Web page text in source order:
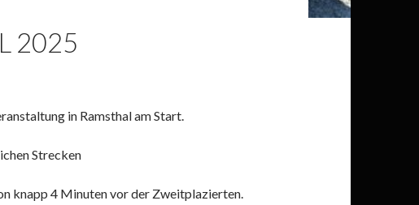
2025
in Ramsthal am Start.
Strecken
knapp 4 Minuten vor der Zweitplazierten.